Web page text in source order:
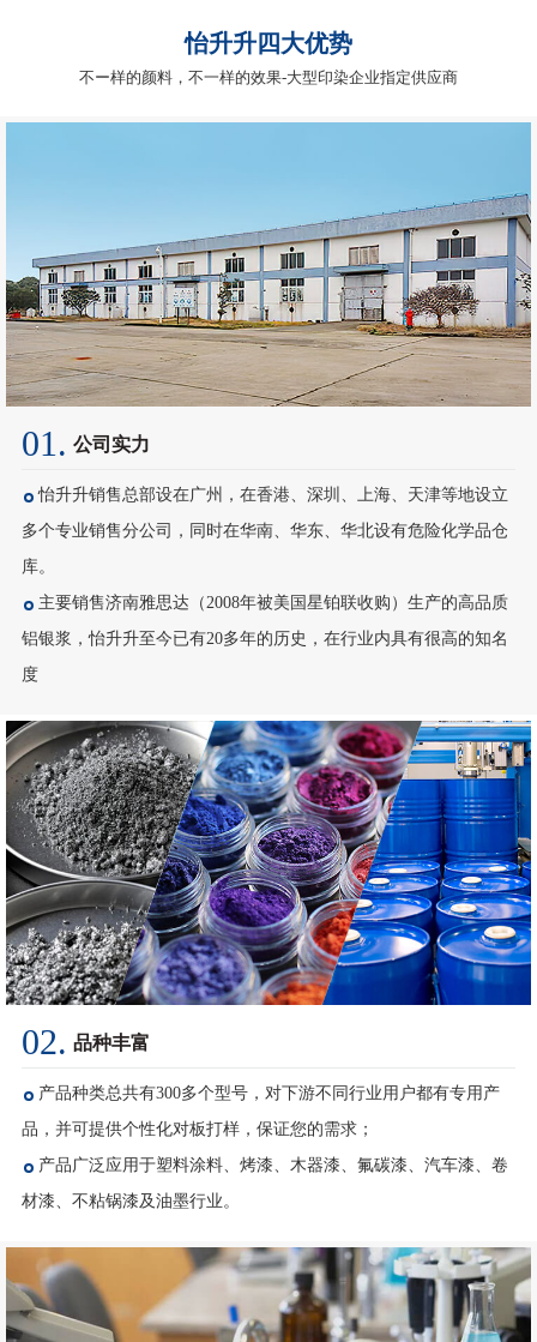
01. 公司实力
怡升升销售总部设在广州，在香港、深圳、上海、天津等地设立
库。
主要销售济南雅思达（2008年被美国星铂联收购）生产的高品质
铝银浆，怡升升至今已有20多年的历史，在行业内具有很高的知名
度
02. 品种丰富
产品种类总共有300多个型号，对下游不同行业用户都有专用产
产品广泛应用于塑料涂料、烤漆、木器漆、氟碳漆、汽车漆、卷
材漆、不粘锅漆及油墨行业。